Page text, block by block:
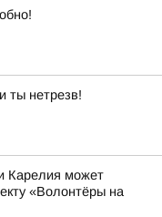
ты нетрезв!
Карелия может
«Волонтёры на